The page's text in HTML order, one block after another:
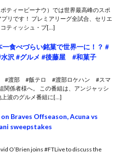
ティービーナウ）では世界最高峰のスポ
リです！ プレミアリーグ全試合、セリエ
ティッシュ・プ[…]
食べづらい銘菓で世界一に！？ #
水沢 #グルメ #後藤屋 #和菓子
#渡部 #飯テロ #渡部ロケハン #スマ
関係者様へ。 この番組は、アンジャッシ
上波のグルメ番組に[…]
Braves Offseason, Acuna vs
sweepstakes
O’Brien joins #FTLive to discuss the